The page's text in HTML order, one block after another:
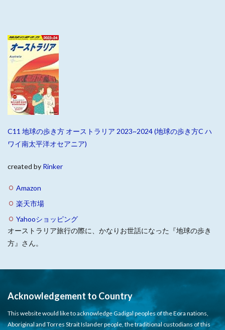
C11 地球の歩き方 オーストラリア 2023~2024 (地球の歩き方C ハ
ワイ南太平洋オセアニア)
created by Rinker
Amazon
楽天市場
Yahooショッピング
オーストラリア旅行の際に、かなりお世話になった『地球の歩き
方』さん。
Acknowledgement to Country
This website would like to acknowledge Gadigal peoples of the Eora nations,
Aboriginal and Torres Strait Islander people, the traditional custodians of this